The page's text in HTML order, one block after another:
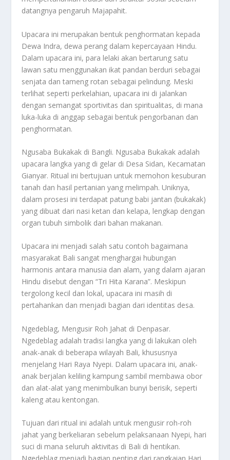
datangnya pengaruh Majapahit.
Upacara ini merupakan bentuk penghormatan kepada
Dewa Indra, dewa perang dalam kepercayaan Hindu.
Dalam upacara ini, para lelaki akan bertarung satu
lawan satu menggunakan ikat pandan berduri sebagai
senjata dan tameng rotan sebagai pelindung. Meski
terlihat seperti perkelahian, upacara ini di jalankan
dengan semangat sportivitas dan spiritualitas, di mana
luka-luka di anggap sebagai bentuk pengorbanan dan
penghormatan.
Ngusaba Bukakak di Bangli. Ngusaba Bukakak adalah
upacara langka yang di gelar di Desa Sidan, Kecamatan
Gianyar. Ritual ini bertujuan untuk memohon kesuburan
tanah dan hasil pertanian yang melimpah. Uniknya,
dalam prosesi ini terdapat patung babi jantan (bukakak)
yang dibuat dari nasi ketan dan kelapa, lengkap dengan
organ tubuh simbolik dari bahan makanan.
Upacara ini menjadi salah satu contoh bagaimana
masyarakat Bali sangat menghargai hubungan
harmonis antara manusia dan alam, yang dalam ajaran
Hindu disebut dengan “Tri Hita Karana”. Meskipun
tergolong kecil dan lokal, upacara ini masih di
pertahankan dan menjadi bagian dari identitas desa.
Ngedeblag, Mengusir Roh Jahat di Denpasar.
Ngedeblag adalah tradisi langka yang di lakukan oleh
anak-anak di beberapa wilayah Bali, khususnya
menjelang Hari Raya Nyepi. Dalam upacara ini, anak-
anak berjalan keliling kampung sambil membawa obor
dan alat-alat yang menimbulkan bunyi berisik, seperti
kaleng atau kentongan.
Tujuan dari ritual ini adalah untuk mengusir roh-roh
jahat yang berkeliaran sebelum pelaksanaan Nyepi, hari
suci di mana seluruh aktivitas di Bali di hentikan.